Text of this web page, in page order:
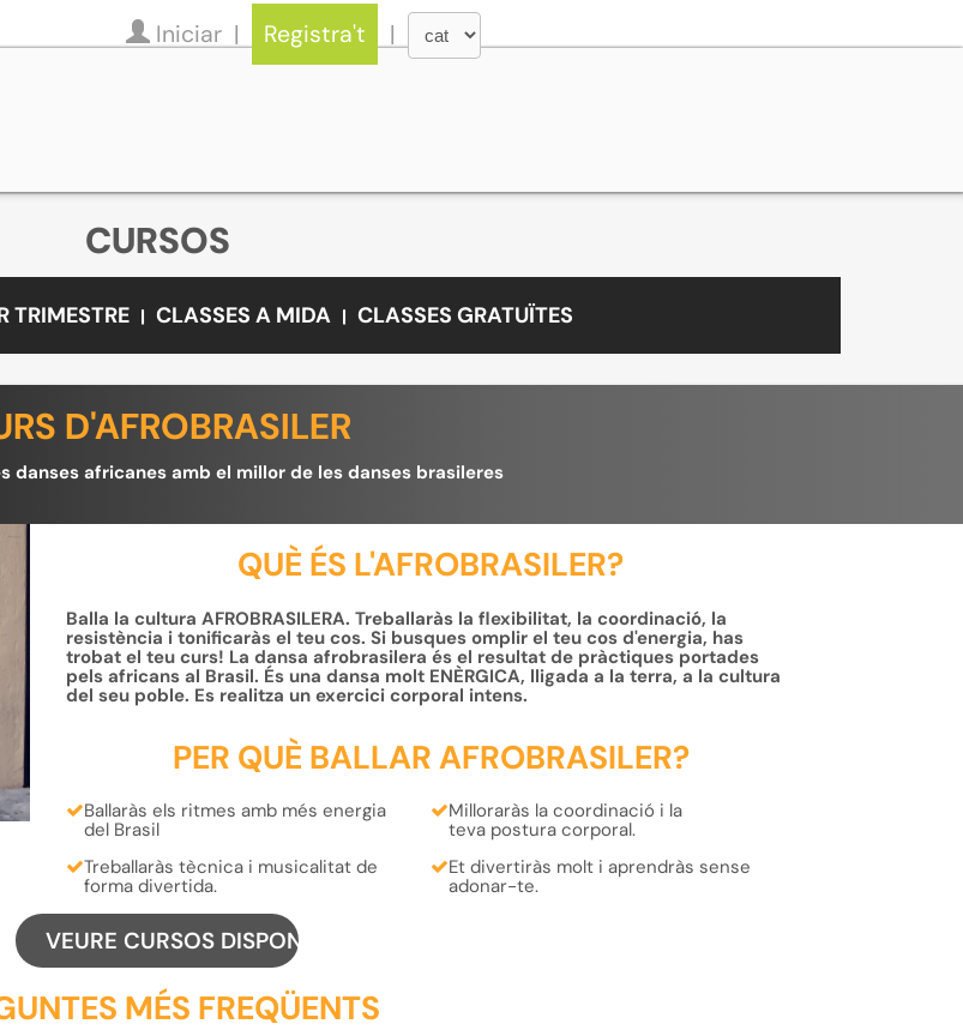
Iniciar Registra't
CURSOS
TRIMESTRE CLASSES A MIDA CLASSES GRATUÏTES
D'AFROBRASILER
danses africanes amb el millor de les danses brasileres
QUÈ ÉS L'AFROBRASILER?
Balla la cultura AFROBRASILERA. Treballaràs la flexibilitat, la coordinació, la
resistència i tonificaràs el teu cos. Si busques omplir el teu cos d'energia, has
trobat el teu curs! La dansa afrobrasilera és el resultat de pràctiques portades
pels africans al Brasil. És una dansa molt ENÈRGICA, lligada a la terra, a la cultura
del seu poble. Es realitza un exercici corporal intens.
PER QUÈ BALLAR AFROBRASILER?
Ballaràs els ritmes amb més energia
del Brasil
Milloraràs lacoordinació i la
teva postura corporal.
Treballaràs tècnicai musicalitatde
forma divertida.
Etdivertiràs molt iaprendràs sense
adonar-te.
VEURE CURSOS DISPONIBLES
MÉS FREQÜENTS